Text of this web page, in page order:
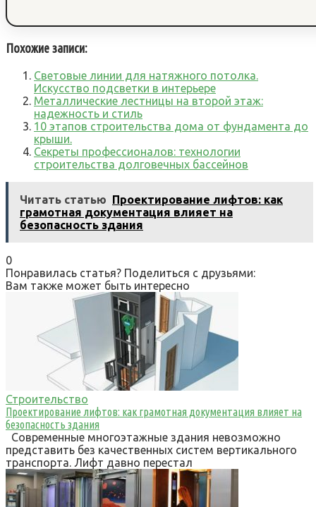
Похожие записи:
Световые линии для натяжного потолка.
Искусство подсветки в интерьере
Металлические лестницы на второй этаж:
надежность и стиль
10 этапов строительства дома от фундамента до
крыши.
Секреты профессионалов: технологии
строительства долговечных бассейнов
Читать статью
Проектирование лифтов: как
грамотная документация влияет на
безопасность здания
0
Понравилась статья? Поделиться с друзьями:
Вам также может быть интересно
Строительство
Проектирование лифтов: как грамотная документация влияет на
безопасность здания
Современные многоэтажные здания невозможно
представить без качественных систем вертикального
транспорта. Лифт давно перестал